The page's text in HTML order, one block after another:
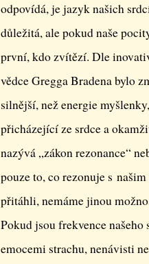
odpovídá, je jazyk našich
důležitá, ale pokud naše
první, kdo zvítězí. Dle
vědce Gregga Bradena bylo
silnější, než energie
přicházející ze srdce a
nazývá „zákon rezonance“
pouze to, co rezonuje s
přitáhli, nemáme jinou
Pokud jsou frekvence
emocemi strachu, nenávisti